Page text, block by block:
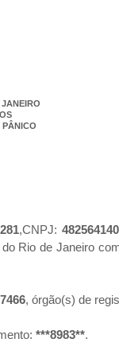
PÂNICO
,CNPJ:
do Rio de Janeiro
, órgão(s) de
***8983**.